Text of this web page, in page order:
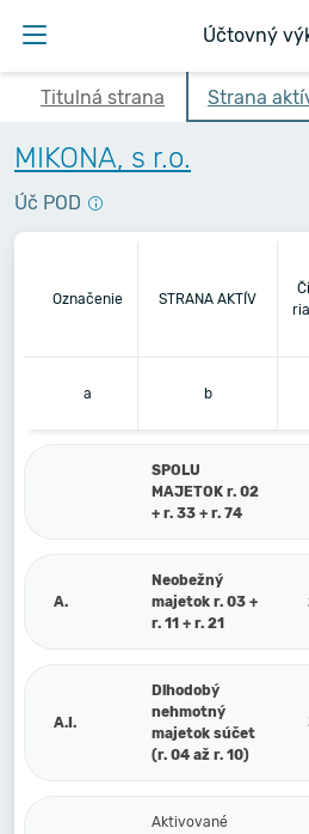
Účtovný
Titulná strana Strana
MIKONA, s r.o.
Úč POD
Označenie STRANA AKTÍV
a b
SPOLU
MAJETOK r. 02
+ r. 33 + r. 74
A.
Neobežný
majetok r. 03 +
r. 11 + r. 21
A.I.
Dlhodobý
nehmotný
majetok súčet
(r. 04 až r. 10)
Aktivované